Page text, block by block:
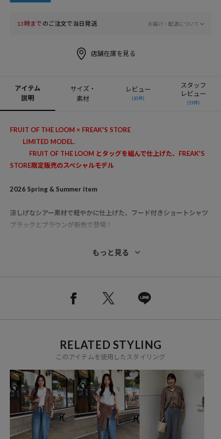
13時まで のご注文で当日発送 お届け・配送について
店舗在庫を見る
アイテム
説明
サイズ・
素材
レビュー
(10件)
スタッフ
レビュー
(19件)
FRUIT OF THE LOOM × FREAK'S STORE
LIMITED MODEL.
FRUIT OF THE LOOM とタッグを組んで仕上げた、FREAK'S
STORE限定販売のスペシャルモデル
2026 Spring & Summer item
涼しげなシアー素材で軽やかに仕上げた、フード付きショートシャツ
ブラックとブラウンが新色で登場！
●透け感のある涼しげな素材で、暑い季節の羽織りにぴったりの一枚
●胸元に施されたブランドのワンポイント刺繍が、さりげないアクセ
●フードまわりは共紐仕様にし、よりすっきりと軽やかな印象に
●裾のドローコードを絞ることで、お好みのシルエットにアレンジ可
能です
もっと見る
RELATED STYLING
このアイテムを使用したスタイリング